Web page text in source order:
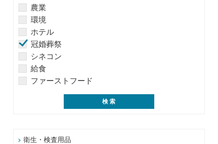
農業
環境
ホテル
冠婚葬祭
シネコン
給食
ファーストフード
衛生・検査用品